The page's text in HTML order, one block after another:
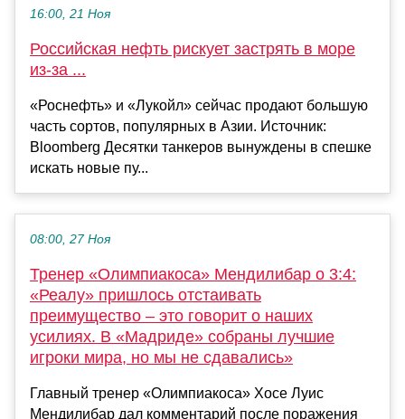
16:00, 21 Ноя
Российская нефть рискует застрять в море
из-за ...
«Роснефть» и «Лукойл» сейчас продают большую
часть сортов, популярных в Азии. Источник:
Bloomberg Десятки танкеров вынуждены в спешке
искать новые пу...
08:00, 27 Ноя
Тренер «Олимпиакоса» Мендилибар о 3:4:
«Реалу» пришлось отстаивать
преимущество – это говорит о наших
усилиях. В «Мадриде» собраны лучшие
игроки мира, но мы не сдавались»
Главный тренер «Олимпиакоса» Хосе Луис
Мендилибар дал комментарий после поражения